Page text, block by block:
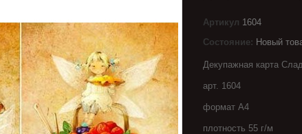
Артикул 1604
Состояние: Новый
Декупажная карта
арт. 1604
формат А4
плотность 55 г/м